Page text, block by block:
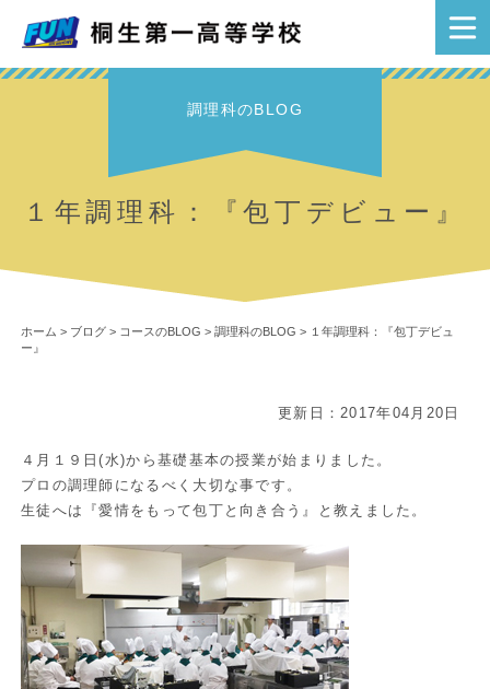
調理科のBLOG
１年調理科：『包丁デビュー』
ホーム > ブログ> コースのBLOG > 調理科のBLOG > １年調理科：『包丁デビュ
ー』
更新日：2017年04月20日
４月１９日(水)から基礎基本の授業が始まりました。
プロの調理師になるべく大切な事です。
生徒へは『愛情をもって包丁と向き合う』と教えました。